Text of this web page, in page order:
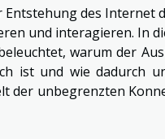
des Internet
und interagieren. In
warum der
ist und wie dadurch
der unbegrenzten